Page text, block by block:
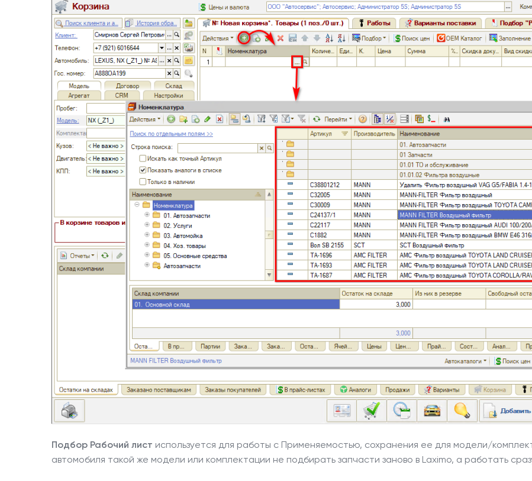
Подбор Рабочий лист используется для работы с Применяемостью, сохранения ее для модели/
автомобиля такой же модели или комплектации не подбирать запчасти заново в Laximo, а работать